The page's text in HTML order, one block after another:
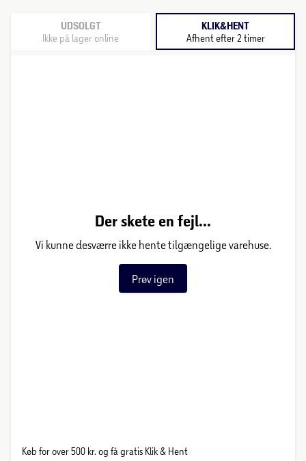
UDSOLGT
Ikke på lager online
KLIK&HENT
Afhent efter 2 timer
Der skete en fejl...
Vi kunne desværre ikke hente tilgængelige varehuse.
Prøv igen
Køb for over 500 kr. og få gratis Klik & Hent